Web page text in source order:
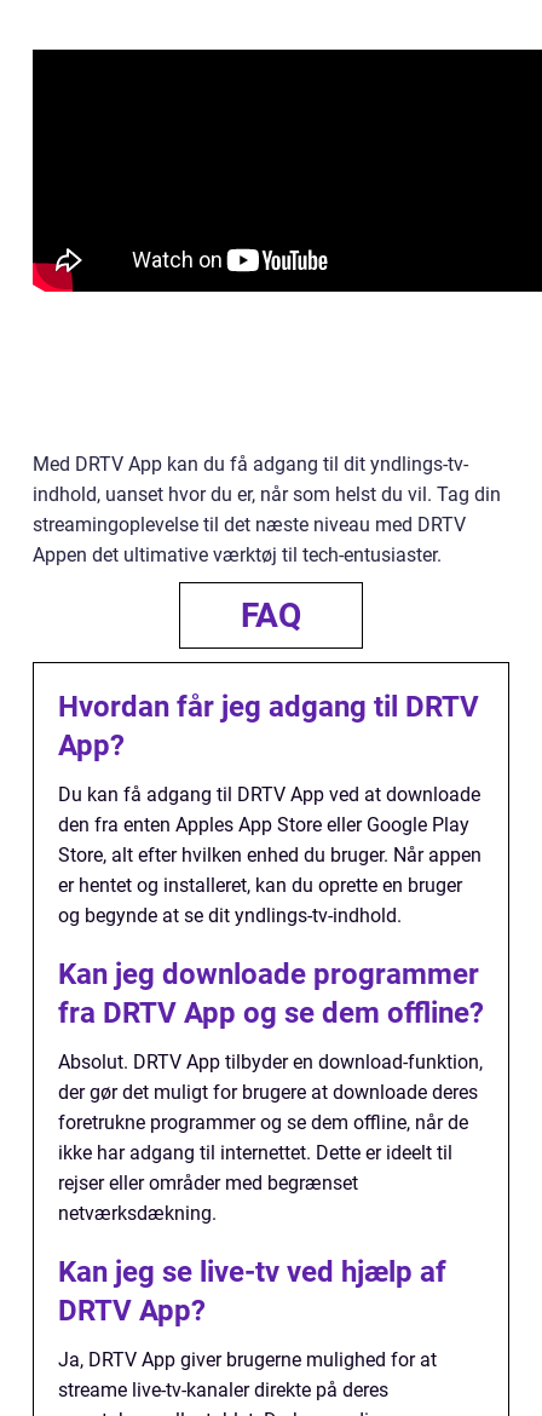
Med DRTV App kan du få adgang til dit yndlings-tv-
indhold, uanset hvor du er, når som helst du vil. Tag din
streamingoplevelse til det næste niveau med DRTV
Appen det ultimative værktøj til tech-entusiaster.
FAQ
Hvordan får jeg adgang til DRTV
App?
Du kan få adgang til DRTV App ved at downloade
den fra enten Apples App Store eller Google Play
Store, alt efter hvilken enhed du bruger. Når appen
er hentet og installeret, kan du oprette en bruger
og begynde at se dit yndlings-tv-indhold.
Kan jeg downloade programmer
fra DRTV App og se dem offline?
Absolut. DRTV App tilbyder en download-funktion,
der gør det muligt for brugere at downloade deres
foretrukne programmer og se dem offline, når de
ikke har adgang til internettet. Dette er ideelt til
rejser eller områder med begrænset
netværksdækning.
Kan jeg se live-tv ved hjælp af
DRTV App?
Ja, DRTV App giver brugerne mulighed for at
streame live-tv-kanaler direkte på deres